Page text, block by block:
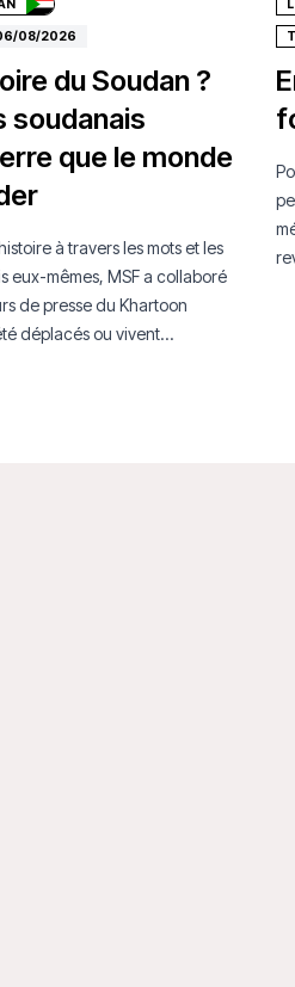
08/2026
du Soudan ?
soudanais
que le monde
à travers les mots et les
eux-mêmes, MSF a collaboré
de presse du Khartoon
déplacés ou vivent